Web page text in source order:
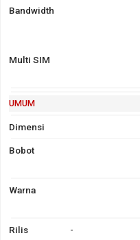
2G
GPRS Ya
Bandwidth
Multi SIM
UMUM
Dimensi
Bobot
Warna
Rilis -